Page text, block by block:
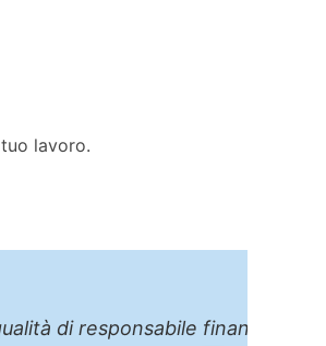
lavoro.
Word da soli